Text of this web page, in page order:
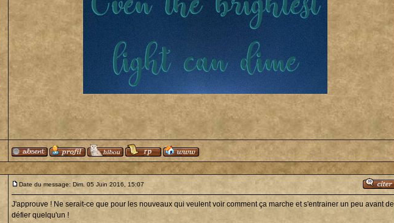
Date du message: Dim. 05 Juin 2016, 15:07
J'approuve ! Ne serait-ce que pour les nouveaux qui veulent voir comment ça marche et s'entrainer un peu avant de
défier quelqu'un !